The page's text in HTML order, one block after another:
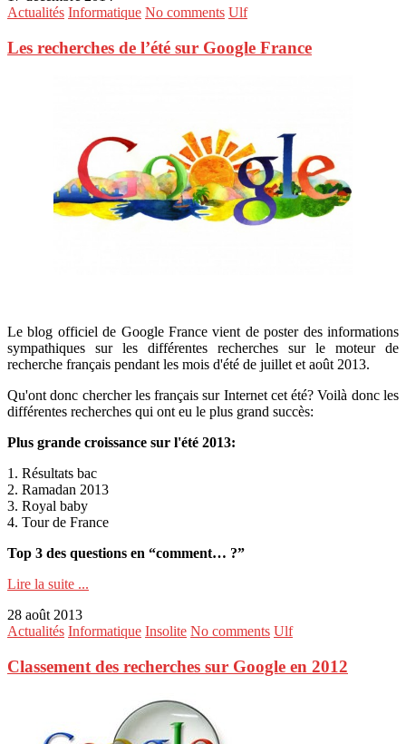
Actualités Informatique No comments Ulf
Les recherches de l’été sur Google France
Le blog officiel de Google France vient de poster des informations
sympathiques sur les différentes recherches sur le moteur de
recherche français pendant les mois d'été de juillet et août 2013.
Qu'ont donc chercher les français sur Internet cet été? Voilà donc les
différentes recherches qui ont eu le plus grand succès:
Plus grande croissance sur l'été 2013:
1. Résultats bac
2. Ramadan 2013
3. Royal baby
4. Tour de France
Top 3 des questions en “comment… ?”
Lire la suite ...
28 août 2013
Actualités Informatique Insolite No comments Ulf
Classement des recherches sur Google en 2012